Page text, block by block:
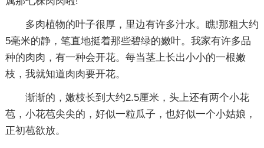
多肉植物的叶子很厚，里边有许多汁水。瞧!那粗大约
5毫米的静，笔直地挺着那些碧绿的嫩叶。我家有许多品
种的肉肉，有一种会开花。每当茎上长出小小的一根嫩
枝，我就知道肉肉要开花。
渐渐的，嫩枝长到大约2.5厘米，头上还有两个小花
苞，小花苞尖尖的，好似一粒瓜子，也好似一个小姑娘，
正初苞欲放。